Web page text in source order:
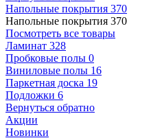
Напольные покрытия 370
Напольные покрытия 370
Посмотреть все товары
Ламинат 328
Пробковые полы 0
Виниловые полы 16
Паркетная доска 19
Подложки 6
Вернуться обратно
Акции
Новинки